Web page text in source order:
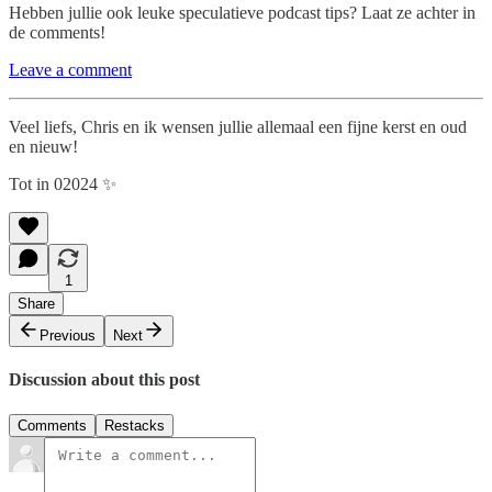
Hebben jullie ook leuke speculatieve podcast tips? Laat ze achter in
de comments!
Leave a comment
Veel liefs, Chris en ik wensen jullie allemaal een fijne kerst en oud
en nieuw!
Tot in 02024 ✨
1
Share
Previous
Next
Discussion about this post
Comments Restacks